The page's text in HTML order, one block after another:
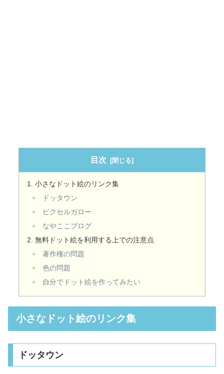
目次
小さなドット絵のリンク集
ドッタウン
ピクセルガロー
なやここブログ
無料ドット絵を利用する上での注意点
著作権の問題
色の問題
自分でドット絵を作ってみたい
小さなドット絵のリンク集
ドッタウン